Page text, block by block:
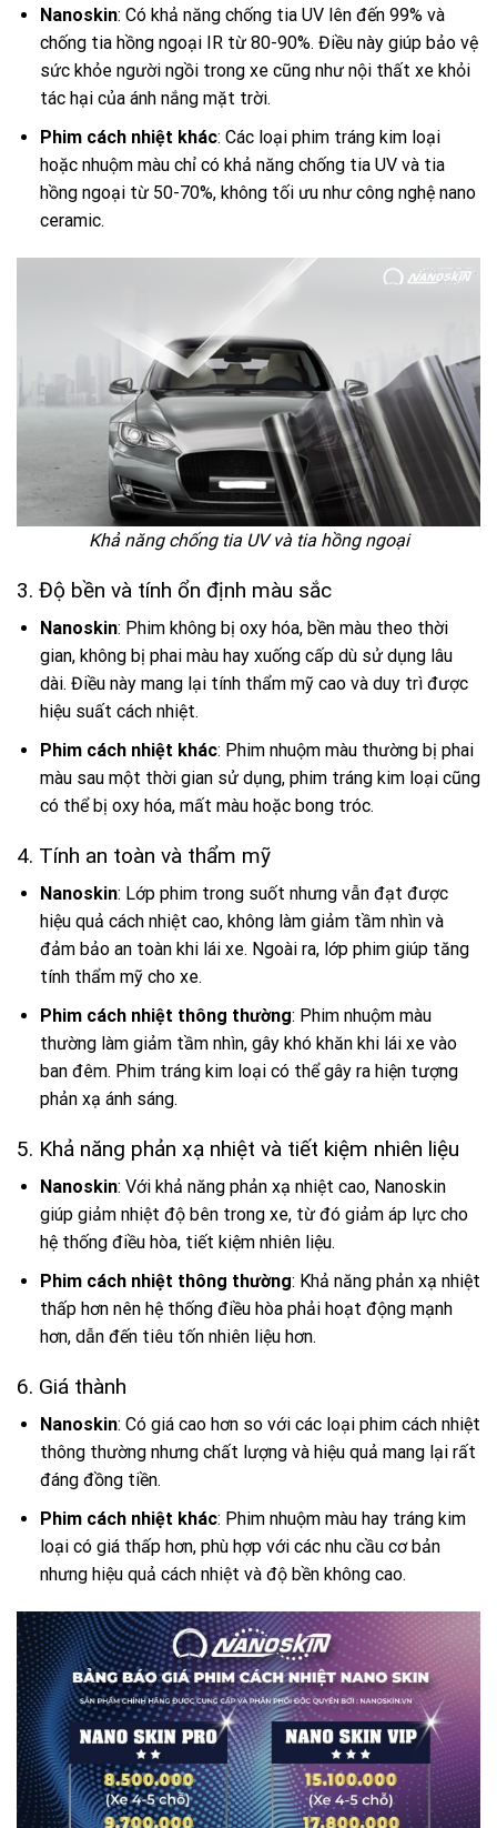
Nanoskin: Có khả năng chống tia UV lên đến 99% và
chống tia hồng ngoại IR từ 80-90%. Điều này giúp bảo vệ
sức khỏe người ngồi trong xe cũng như nội thất xe khỏi
tác hại của ánh nắng mặt trời.
Phim cách nhiệt khác: Các loại phim tráng kim loại
hoặc nhuộm màu chỉ có khả năng chống tia UV và tia
hồng ngoại từ 50-70%, không tối ưu như công nghệ nano
ceramic.
Khả năng chống tia UV và tia hồng ngoại
3. Độ bền và tính ổn định màu sắc
Nanoskin: Phim không bị oxy hóa, bền màu theo thời
gian, không bị phai màu hay xuống cấp dù sử dụng lâu
dài. Điều này mang lại tính thẩm mỹ cao và duy trì được
hiệu suất cách nhiệt.
Phim cách nhiệt khác: Phim nhuộm màu thường bị phai
màu sau một thời gian sử dụng, phim tráng kim loại cũng
có thể bị oxy hóa, mất màu hoặc bong tróc.
4. Tính an toàn và thẩm mỹ
Nanoskin: Lớp phim trong suốt nhưng vẫn đạt được
hiệu quả cách nhiệt cao, không làm giảm tầm nhìn và
đảm bảo an toàn khi lái xe. Ngoài ra, lớp phim giúp tăng
tính thẩm mỹ cho xe.
Phim cách nhiệt thông thường: Phim nhuộm màu
thường làm giảm tầm nhìn, gây khó khăn khi lái xe vào
ban đêm. Phim tráng kim loại có thể gây ra hiện tượng
phản xạ ánh sáng.
5. Khả năng phản xạ nhiệt và tiết kiệm nhiên liệu
Nanoskin: Với khả năng phản xạ nhiệt cao, Nanoskin
giúp giảm nhiệt độ bên trong xe, từ đó giảm áp lực cho
hệ thống điều hòa, tiết kiệm nhiên liệu.
Phim cách nhiệt thông thường: Khả năng phản xạ nhiệt
thấp hơn nên hệ thống điều hòa phải hoạt động mạnh
hơn, dẫn đến tiêu tốn nhiên liệu hơn.
6. Giá thành
Nanoskin: Có giá cao hơn so với các loại phim cách nhiệt
thông thường nhưng chất lượng và hiệu quả mang lại rất
đáng đồng tiền.
Phim cách nhiệt khác: Phim nhuộm màu hay tráng kim
loại có giá thấp hơn, phù hợp với các nhu cầu cơ bản
nhưng hiệu quả cách nhiệt và độ bền không cao.